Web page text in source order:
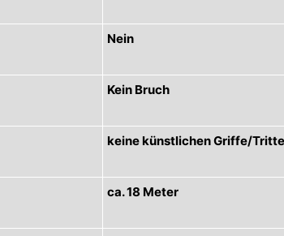
Nein
Kein Bruch
keine künstlichen Griffe/Tritte
ca. 18 Meter